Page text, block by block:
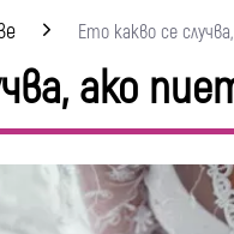
Ето какво се
ако